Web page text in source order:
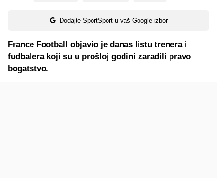
Dodajte SportSport u vaš Google izbor
France Football objavio je danas listu trenera i
fudbalera koji su u prošloj godini zaradili pravo
bogatstvo.